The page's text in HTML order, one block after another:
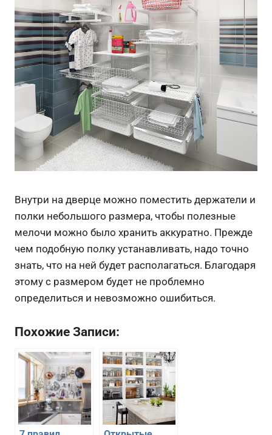
Внутри на дверце можно поместить держатели и
полки небольшого размера, чтобы полезные
мелочи можно было хранить аккуратно. Прежде
чем подобную полку устанавливать, надо точно
знать, что на ней будет располагаться. Благодаря
этому с размером будет не проблемно
определиться и невозможно ошибиться.
Похожие Записи: